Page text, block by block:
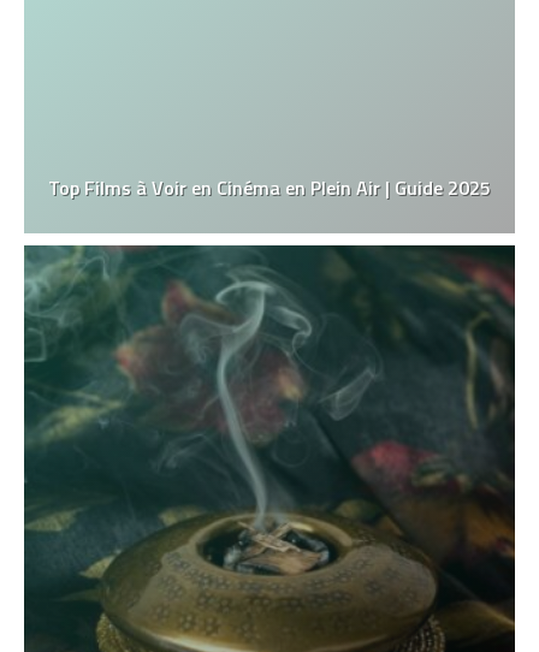
Top Films à Voir en Cinéma en Plein Air | Guide 2025